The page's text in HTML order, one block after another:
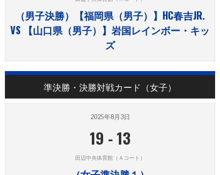
（男子決勝）【福岡県（男子）】HC春吉JR.
VS 【山口県（男子）】岩国レインボー・キッ
ズ
準決勝・決勝対戦カード（女子）
2025年8月3日
19 -13
田辺中央体育館（Ａコート）